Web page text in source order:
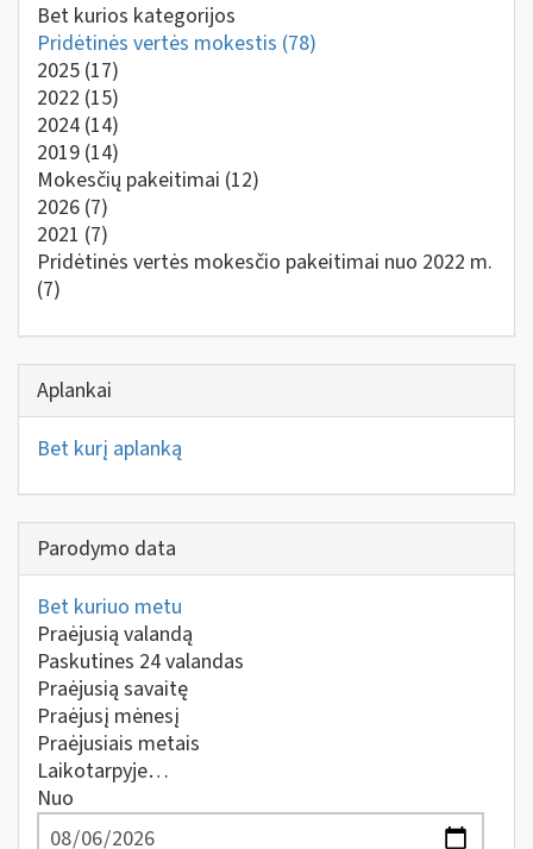
Bet kurios kategorijos
Pridėtinės vertės mokestis (78)
2025 (17)
2022 (15)
2024 (14)
2019 (14)
Mokesčių pakeitimai (12)
2026 (7)
2021 (7)
Pridėtinės vertės mokesčio pakeitimai nuo 2022 m.
(7)
Aplankai
Bet kurį aplanką
Parodymo data
Bet kuriuo metu
Praėjusią valandą
Paskutines 24 valandas
Praėjusią savaitę
Praėjusį mėnesį
Praėjusiais metais
Laikotarpyje…
Nuo